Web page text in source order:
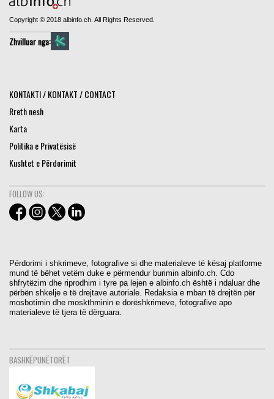
Copyright © 2018 albinfo.ch. All Rights Reserved.
Zhvilluar nga:
KONTAKTI / KONTAKT / CONTACT
Rreth nesh
Karta
Politika e Privatësisë
Kushtet e Përdorimit
FOLLOW US:
Përdorimi i shkrimeve, fotografive si dhe materialeve të kësaj platforme
mund të bëhet vetëm duke e përmendur burimin albinfo.ch. Cdo
shfrytëzim dhe riprodhim i tyre pa lejen e albinfo.ch është i ndaluar dhe
përbën shkelje e të drejtave autoriale. Redaksia e mban të drejtën për
mosbotimin dhe moskthminin e dorëshkrimeve, fotografive apo
materialeve të tjera të dërguara.
BASHKËPUNËTORËT